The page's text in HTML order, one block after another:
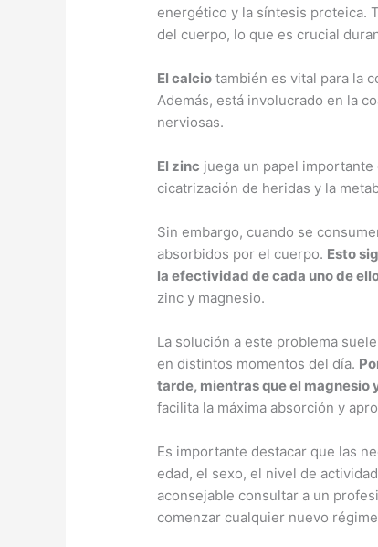
energético y la síntesis proteica.
del cuerpo, lo que es crucial
El calcio también es vital para la
Además, está involucrado en la
nerviosas.
El zinc juega un papel
cicatrización de heridas y la
Sin embargo, cuando se
absorbidos por el cuerpo. Esto
la efectividad de cada uno de
zinc y magnesio.
La solución a este problema
en distintos momentos del día.
tarde, mientras que el magnesio
facilita la máxima absorción y
Es importante destacar que las
edad, el sexo, el nivel de
aconsejable consultar a un
comenzar cualquier nuevo